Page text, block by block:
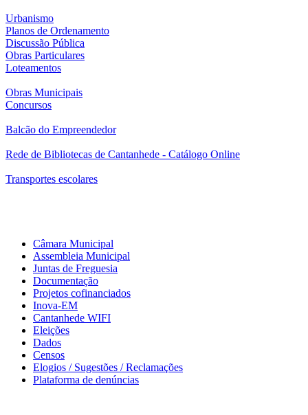
Urbanismo
Planos de Ordenamento
Discussão Pública
Obras Particulares
Loteamentos
Obras Municipais
Concursos
Balcão do Empreendedor
Rede de Bibliotecas de Cantanhede - Catálogo Online
Transportes escolares
Câmara Municipal
Assembleia Municipal
Juntas de Freguesia
Documentação
Projetos cofinanciados
Inova-EM
Cantanhede WIFI
Eleições
Dados
Censos
Elogios / Sugestões / Reclamações
Plataforma de denúncias